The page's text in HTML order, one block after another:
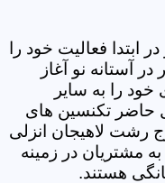
ابتدا فعالیت خود را
آستانه نو آغاز
را به سایر
حاضر تکنسین های
رشت لاهیجان انزلی
مشتریان در زمینه
هستند.